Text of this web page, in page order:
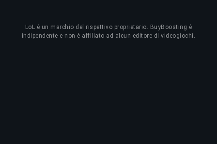
LoL
è un marchio del rispettivo proprietario. BuyBoosting è
indipendente e non è affiliato ad alcun editore di videogiochi.